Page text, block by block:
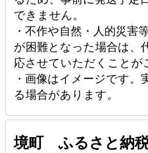
できません。
・不作や自然・人的災害
が困難となった場合は、
応させていただくことが
・画像はイメージです。
る場合があります。
境町 ふるさと納